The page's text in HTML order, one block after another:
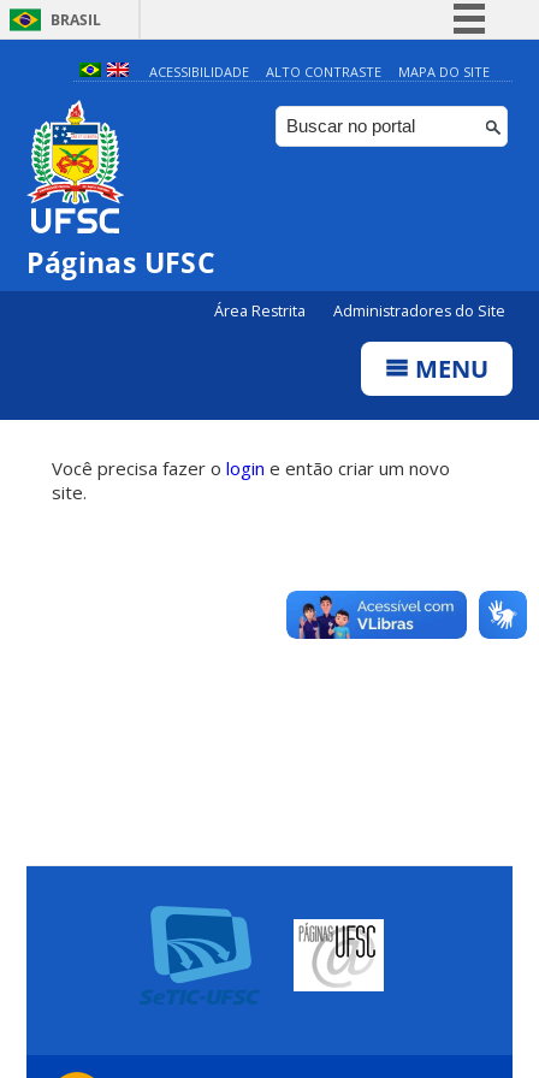
BRASIL
Simplifique!
Comunica BR
Participe
ACESSIBILIDADE ALTO CONTRASTE MAPA DO SITE
Páginas UFSC
Área Restrita Administradores do Site
MENU
Você precisa fazer o login e então criar um novo
site.